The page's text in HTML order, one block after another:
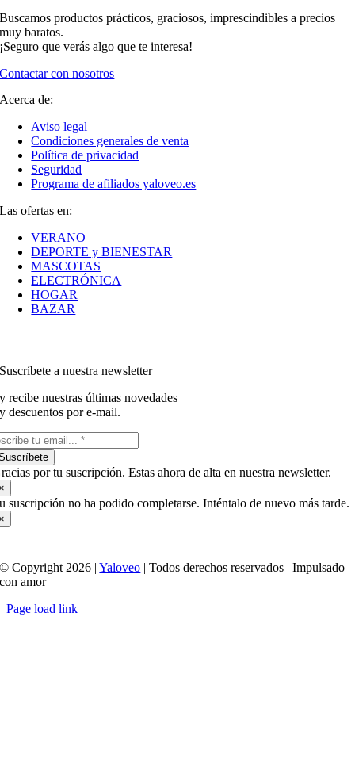
Buscamos productos prácticos, graciosos, imprescindibles a precios
muy baratos.
¡Seguro que verás algo que te interesa!
Contactar con nosotros
Acerca de:
Aviso legal
Condiciones generales de venta
Política de privacidad
Seguridad
Programa de afiliados yaloveo.es
Las ofertas en:
VERANO
DEPORTE y BIENESTAR
MASCOTAS
ELECTRÓNICA
HOGAR
BAZAR
Suscríbete a nuestra newsletter
y recibe nuestras últimas novedades
y descuentos por e-mail.
por tu suscripción. Estas ahora de alta en nuestra newsletter.
suscripción no ha podido completarse. Inténtalo de nuevo más tarde.
© Copyright 2026 |Yaloveo | Todos derechos reservados | Impulsado
con amor
Page load link